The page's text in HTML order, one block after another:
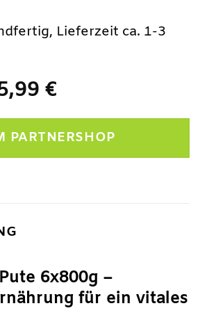
€
€Aktueller
ist:
25,99 €.
Lieferzeit ca. 1-3
PARTNERSHOP
6x800g –
für ein vitales